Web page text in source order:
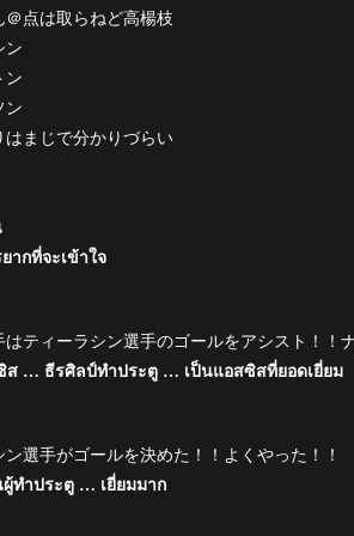
＠点は取らねど高楊枝
ン
ン
ン
はまじで分かりづらい
ากที่จะเข้าใจ
はティーラシン選手のゴールをアシスト！！
ส … ธีรศิลป์ทำประตู … เป็นแอสซิสที่ยอดเยี่ยม
ン選手がゴールを決めた！！よくやった！！
ทำประตู … เยี่ยมมาก